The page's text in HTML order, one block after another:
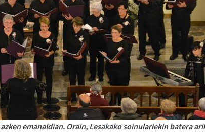
emanaldian. Orain, Lesakako soinulariekin batera